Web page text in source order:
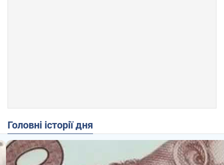
Головні історії дня